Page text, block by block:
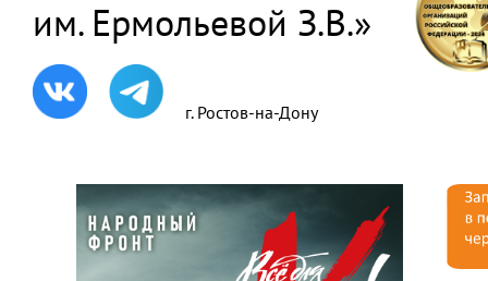
им. Ермольевой З.В.»
г. Ростов-на-Дону